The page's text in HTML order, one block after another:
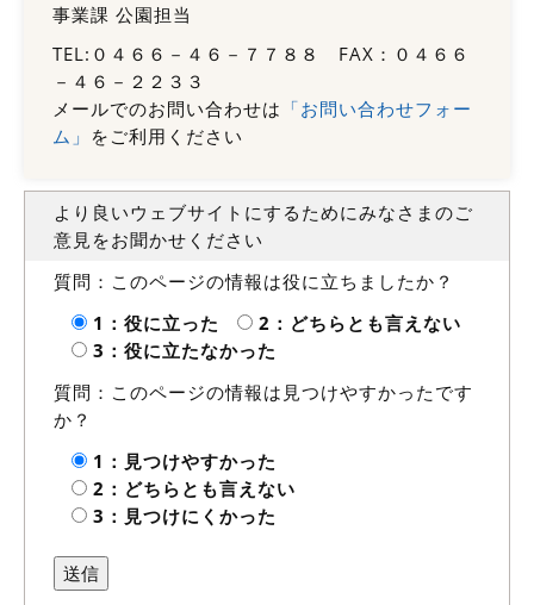
事業課 公園担当
TEL:０４６６－４６－７７８８ FAX：０４６６
－４６－２２３３
メールでのお問い合わせは 「お問い合わせフォー
ム」 をご利用ください
より良いウェブサイトにするためにみなさまのご
意見をお聞かせください
質問：このページの情報は役に立ちましたか？
1：役に立った
2：どちらとも言えない
3：役に立たなかった
質問：このページの情報は見つけやすかったです
か？
1：見つけやすかった
2：どちらとも言えない
3：見つけにくかった